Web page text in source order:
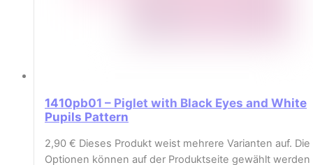
1410pb01 – Piglet with Black Eyes and White
Pupils Pattern
2,90 € Dieses Produkt weist mehrere Varianten auf. Die
Optionen können auf der Produktseite gewählt werden